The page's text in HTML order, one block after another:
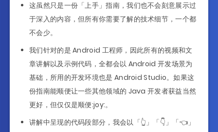
这虽然只是一份「上手」指南，我们也不会刻意展示过
于深入的内容，但所有你需要了解的技术细节，一个都
不会少。
我们针对的是 Android 工程师，因此所有的视频和文
章讲解以及示例代码，全都会以 Android 开发场景为
基础，所用的开发环境也是 Android Studio。如果这
份指南能顺便让一些其他领域的 Java 开发者获益当然
更好，但仅仅是顺便:joy:。
讲解中呈现的代码段部分，我会以「👆」「👇」「👈」